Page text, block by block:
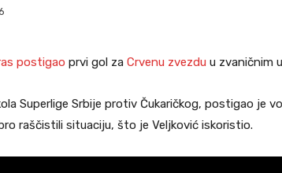
postigao prvi gol za Crvenu zvezdu u zvaničnim
Superlige Srbije protiv Čukaričkog, postigao je
raščistili situaciju, što je Veljković iskoristio.